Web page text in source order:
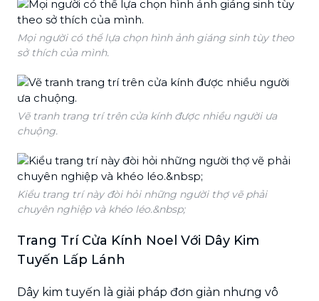
Mọi người có thể lựa chọn hình ảnh giáng sinh tùy theo
sở thích của mình.
Vẽ tranh trang trí trên cửa kính được nhiều người ưa
chuộng.
Kiểu trang trí này đòi hỏi những người thợ vẽ phải
chuyên nghiệp và khéo léo.&nbsp;
Trang Trí Cửa Kính Noel Với Dây Kim
Tuyến Lấp Lánh
Dây kim tuyến là giải pháp đơn giản nhưng vô